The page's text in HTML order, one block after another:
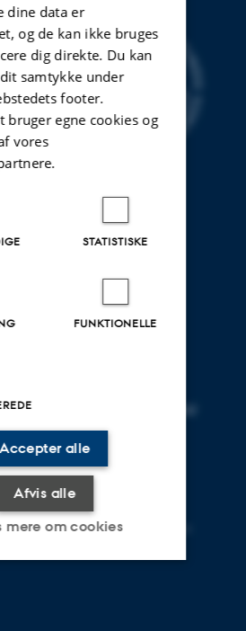
UDDANNELSER PÅ AU
Bachelor
Kandidat
Ingeniør
Efter- og videreuddannelse
dine data er
og de kan ikke bruges
dig direkte. Du kan
samtykke under
footer.
bruger egne cookies og
vores
STATISTISKE
FUNKTIONELLE
Accepter alle
Afvis alle
mere om cookies